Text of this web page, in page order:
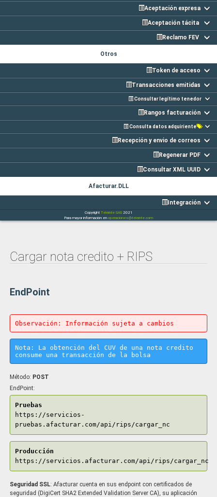
Aceptación expresa
Aceptación tácita
Reclamo FEV
Otros
Token de acceso
Transacciones emitidas
Consultar legítimo tenedor
Rangos facturación
Consulta datos adquiriente
Recepción y envio de correos
Regenerar PDF
Consultar XML UUID
Afacturar.DLL
Integración
Copyright Teleinte SAS2021
Para mayor información en operaciones@teleinte.com
Cargar nota credito + RIPS
EndPoint
Observación: Información sujeta a cambios
Nota: La obtención del CUV de una nota credito
consume una transacción de la bolsa
Método: POST
EndPoint:
Pruebas
https://servicios-
pruebas.afacturar.com/api/rips/cargar_nc
Producción
https://servicios.afacturar.com/api/rips/cargar_nc
Seguridad SSL: Afacturar cuenta en sus endpoint con certificados de
seguridad (DigiCert SHA2 Extended Validation Server CA), su aplicación